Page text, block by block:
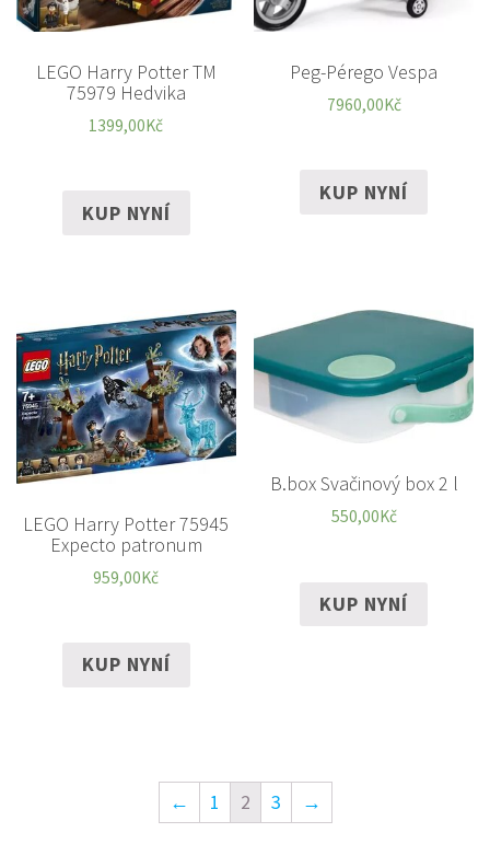
LEGO Harry Potter TM
75979 Hedvika
1399,00Kč
KUP NYNÍ
Peg-Pérego Vespa
7960,00Kč
KUP NYNÍ
LEGO Harry Potter 75945
Expecto patronum
959,00Kč
KUP NYNÍ
B.box Svačinový box 2 l
550,00Kč
KUP NYNÍ
← 1 2 3 →